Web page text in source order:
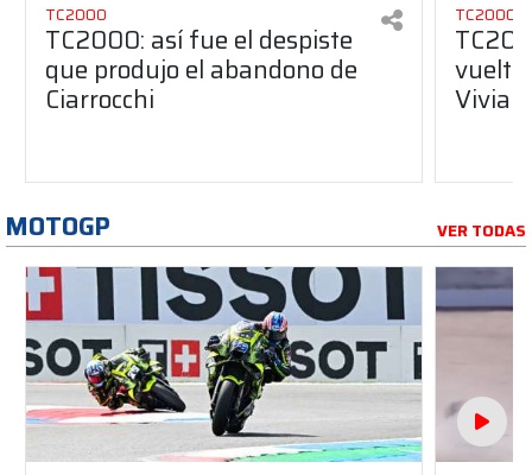
TC2000
TC2000: así fue el despiste
que produjo el abandono de
Ciarrocchi
TC2000
vuelta
Vivian
MOTOGP VER TODAS